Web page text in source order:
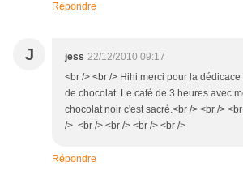
Répondre
J jess 22/12/2010 09:17
<br /> <br /> Hihi merci pour la
de chocolat. Le café de 3 heures avec
chocolat noir c'est sacré.<br /> <br />
/> <br /> <br /> <br /> <br />
Répondre